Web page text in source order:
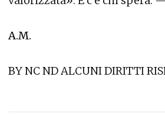
A.M.
BY NC ND ALCUNI DIRITTI